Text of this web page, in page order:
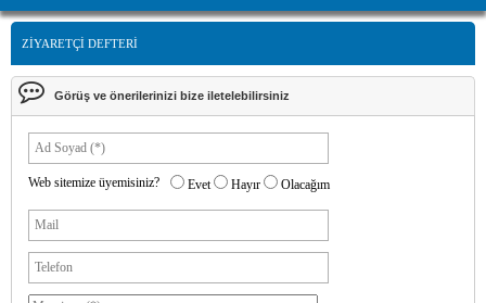
ZİYARETÇİ DEFTERİ
Görüş ve önerilerinizi bize iletelebilirsiniz
Web sitemize üyemisiniz? Evet Hayır Olacağım